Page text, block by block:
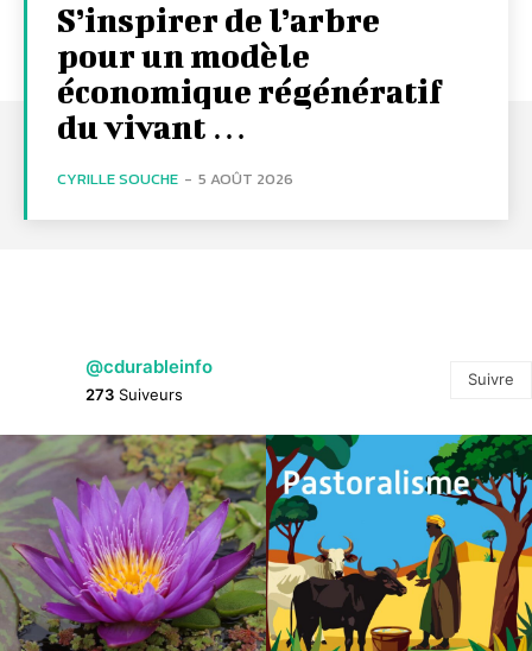
S’inspirer de l’arbre
pour un modèle
économique régénératif
du vivant …
CYRILLE SOUCHE - 5 AOÛT 2026
@cdurableinfo
273 Suiveurs
Suivre